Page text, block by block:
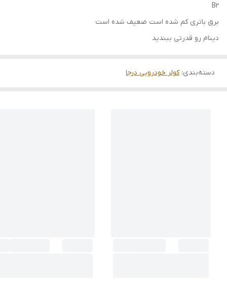
B2
برق باتری کم شده است ضعیف شده است
دینام رو قدرتی ببندید
دسته‌بندی:کولر خودرویی درجا